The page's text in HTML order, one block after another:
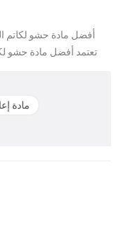
أفضل مادة حشو لكاتم
تعتمد أفضل مادة حشو
الخدمة، وطريقة
فقد تحتاج دراجةمادة